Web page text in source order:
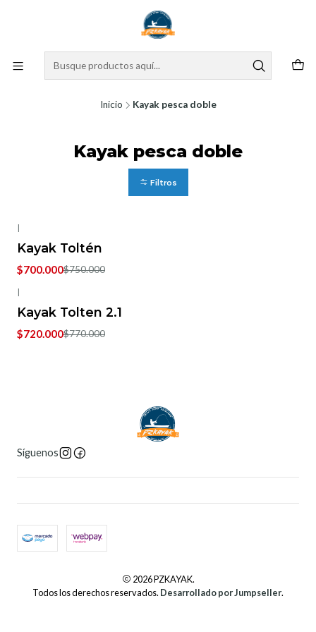
Inicio Kayak pesca doble
Kayak pesca doble
Filtros
|
Kayak Toltén
$700.000$750.000
Agotado
|
Kayak Tolten 2.1
$720.000$770.000
Síguenos
2026 PZKAYAK.
Todos los derechos reservados. Desarrollado por Jumpseller.